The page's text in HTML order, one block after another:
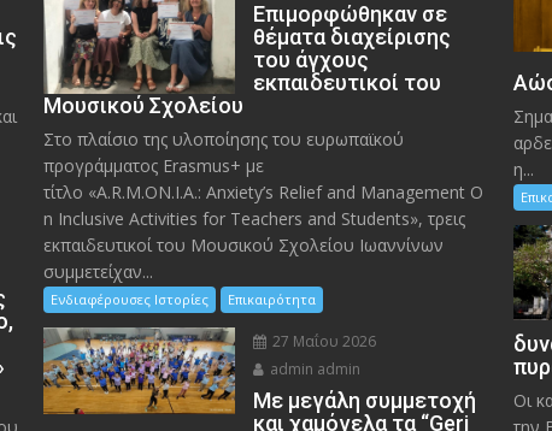
Eπιμορφώθηκαν σε
θέματα διαχείρισης
του άγχους
εκπαιδευτικοί του
Μουσικού Σχολείου
Στο πλαίσιο της υλοποίησης του ευρωπαϊκού
προγράμματος Erasmus+ με
τίτλο «A.R.M.ON.I.A.: Anxiety’s Relief and Management O
n Inclusive Activities for Teachers and Students», τρεις
εκπαιδευτικοί του Μουσικού Σχολείου Ιωαννίνων
συμμετείχαν...
Ενδιαφέρουσες Ιστορίες Επικαιρότητα
27 Μαΐου 2026
admin admin
Με μεγάλη συμμετοχή
και χαμόγελα τα “Geri
η...
Οι